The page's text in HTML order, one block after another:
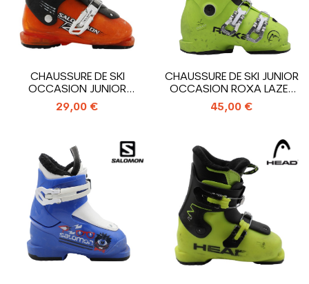
CHAUSSURE DE SKI
OCCASION JUNIOR
SALOMON T2_2
CROCHETS
29,00 €
CHAUSSURE DE SKI JUNIOR
OCCASION ROXA LAZER
3_3...
45,00 €